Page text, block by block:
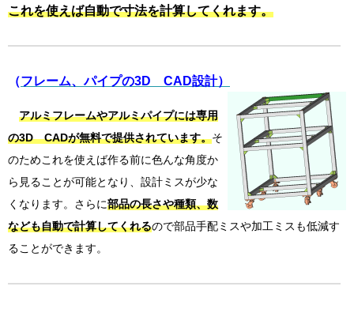
これを使えば自動で寸法を計算してくれます。
（フレーム、パイプの3D CAD設計）
アルミフレームやアルミパイプには専用
の3D CADが無料で提供されています。そ
のためこれを使えば作る前に色んな角度か
ら見ることが可能となり、設計ミスが少な
くなります。さらに部品の長さや種類、数
なども自動で計算してくれるので部品手配ミスや加工ミスも低減す
ることができます。